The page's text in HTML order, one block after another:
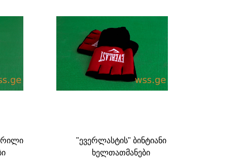
"ევერლასტის" ბინტიანი
ხელთათმანები